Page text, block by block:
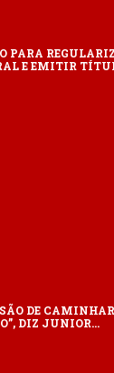
PARA
E EMITIR
DE
DIZ JUNIOR…